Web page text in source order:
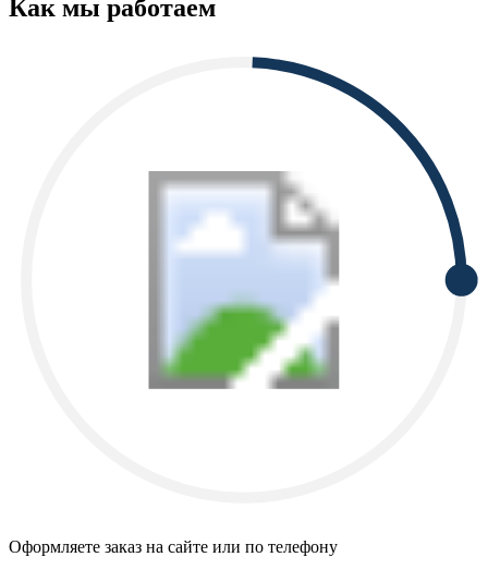
Как мы работаем
Оформляете заказ на сайте или по телефону